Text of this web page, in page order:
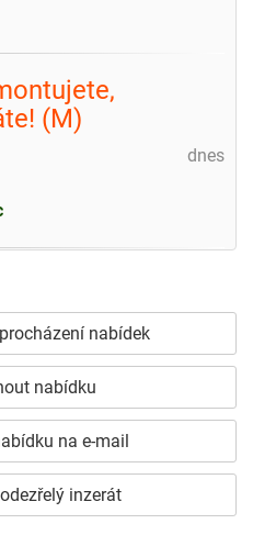
(M)
dnes
nabídek
nabídku
na e-mail
inzerát